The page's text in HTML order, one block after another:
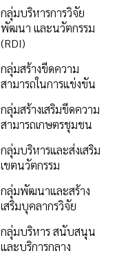
กลุ่มบริหารการวิจัย
พัฒนา และนวัตกรรม
(RDI)
กลุ่มสร้างขีดความ
สามารถในการแข่งขัน
กลุ่มสร้างเสริมขีดความ
สามารถเกษตรชุมชน
กลุ่มบริหารและส่งเสริม
เขตนวัตกรรม
กลุ่มพัฒนาและสร้าง
เสริมบุคลากรวิจัย
กลุ่มบริหาร สนับสนุน
และบริการกลาง